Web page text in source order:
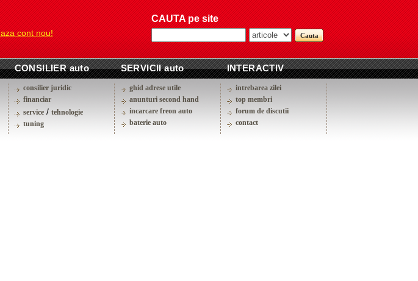
cont nou!
CAUTA pe site
CONSILIER auto SERVICII auto INTERACTIV
consilier juridic
financiar
service/ tehnologie
tuning
ghid adrese utile
anunturi second hand
incarcare freon auto
baterie auto
intrebarea zilei
top membri
forum de discutii
contact